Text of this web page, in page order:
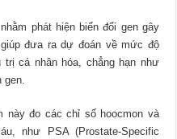
phát hiện biến đổi gen gây
đưa ra dự đoán về mức độ
cá nhân hóa, chẳng hạn như
gen.
này đo các chỉ số hoocmon và
như PSA (Prostate-Specific